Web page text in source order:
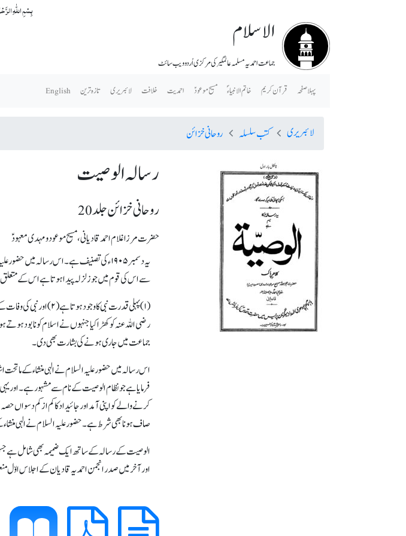
بِسۡمِ اللّٰہِ
الاسلام
جماعت احمدیہ مسلمہ عالمگیر کی مرکزی اُردو ویب سائٹ
پہلا صفحہ قرآن کریم خاتم الانبیاء ؐ مسیح موعودؑ احمدیت خلافت لائبریری تازہ ترین English
لائبریری کتب سلسلہ روحانی خزائن
رسالہ الوصیت
روحانی خزائن جلد 20
حضرت مرزا غلام احمد قادیانی، مسیح موعود و مہدی معہودؑ
یہ دسمبر ۱۹۰۵ء کی تصنیف ہے۔ اس رسالہ
سے اس کی قوم میں جو زلزلہ پیدا ہوتا ہے اس کے
(۱) پہلی قدرت نبی کا
رضی اللہ عنہ کو کھڑا کیا جنہوں نے اسلام کو نابود
جماعت میں جاری ہونے کی بشارت بھی دی۔
اس رسالہ میں حضور علیہ السلام نے الہی منشاء کے
فرمایا ہے جو نظام الوصیت کے نام سے مشہور ہے۔ اور
کرنے والے کو اپنی آمد اور جائیداد کا کم از کم دسواں حصہ
صاف ہونا بھی شرط ہے۔ حضور علیہ السلام نے الہی
الوصیت کے رسالہ کے ساتھ ایک ضمیمہ بھی شامل ہے
اور آخر میں صدر انجمن احمدیہ قادیان کے اجلاس اوّل منعقدہ ۲۹؍جنوری ۱۹۰۶ء کی روئیداد بھی درج ہے جو نظام الوصیت کے